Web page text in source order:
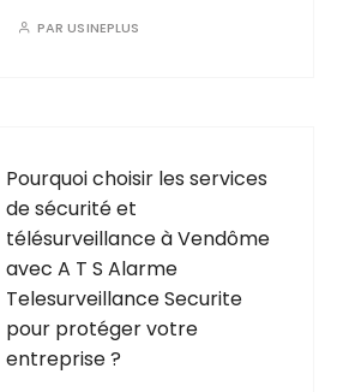
PARUSINEPLUS
Pourquoi choisir les services
de sécurité et
télésurveillance à Vendôme
avec A T S Alarme
Telesurveillance Securite
pour protéger votre
entreprise ?